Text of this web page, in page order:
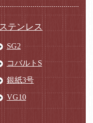
ステンレス
SG2
コバルトS
銀紙3号
VG10